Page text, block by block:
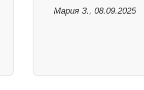
Мария З., 08.09.2025